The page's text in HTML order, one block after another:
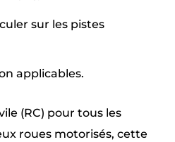
sur les pistes
applicables.
(RC) pour tous les
roues motorisés, cette